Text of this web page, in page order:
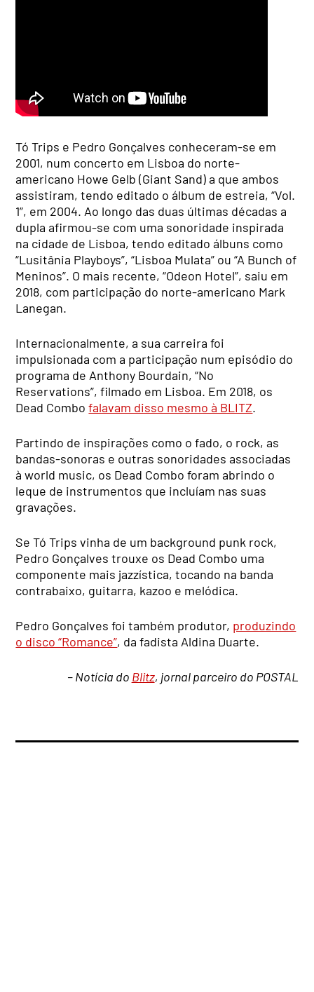
Tó Trips e Pedro Gonçalves conheceram-se em
2001, num concerto em Lisboa do norte-
americano Howe Gelb (Giant Sand) a que ambos
assistiram, tendo editado o álbum de estreia, “Vol.
1”, em 2004. Ao longo das duas últimas décadas a
dupla afirmou-se com uma sonoridade inspirada
na cidade de Lisboa, tendo editado álbuns como
“Lusitânia Playboys”, “Lisboa Mulata” ou “A Bunch of
Meninos”. O mais recente, “Odeon Hotel”, saiu em
2018, com participação do norte-americano Mark
Lanegan.
Internacionalmente, a sua carreira foi
impulsionada com a participação num episódio do
programa de Anthony Bourdain, “No
Reservations”, filmado em Lisboa. Em 2018, os
Dead Combofalavam disso mesmo à BLITZ.
Partindo de inspirações como o fado, o rock, as
bandas-sonoras e outras sonoridades associadas
à world music, os Dead Combo foram abrindo o
leque de instrumentos que incluíam nas suas
gravações.
Se Tó Trips vinha de um background punk rock,
Pedro Gonçalves trouxe os Dead Combo uma
componente mais jazzística, tocando na banda
contrabaixo, guitarra, kazoo e melódica.
Pedro Gonçalves foi também produtor, produzindo
o disco “Romance”, da fadista Aldina Duarte.
– Notícia do Blitz, jornal parceiro do POSTAL